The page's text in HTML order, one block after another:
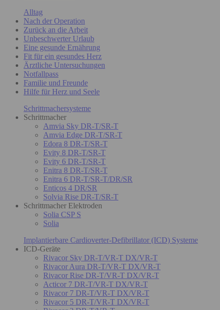
Alltag
Nach der Operation
Zurück an die Arbeit
Unbeschwerter Urlaub
Eine gesunde Ernährung
Fit für ein gesundes Herz
Ärztliche Untersuchungen
Notfallpass
Familie und Freunde
Hilfe für Herz und Seele
Schrittmachersysteme
Schrittmacher
Amvia Sky DR-T/SR-T
Amvia Edge DR-T/SR-T
Edora 8 DR-T/SR-T
Evity 8 DR-T/SR-T
Evity 6 DR-T/SR-T
Enitra 8 DR-T/SR-T
Enitra 6 DR-T/SR-T/DR/SR
Enticos 4 DR/SR
Solvia Rise DR-T/SR-T
Schrittmacher Elektroden
Solia CSP S
Solia
Implantierbare Cardioverter-Defibrillator (ICD) Systeme
ICD-Geräte
Rivacor Sky DR-T/VR-T DX/VR-T
Rivacor Aura DR-T/VR-T DX/VR-T
Rivacor Rise DR-T/VR-T DX/VR-T
Acticor 7 DR-T/VR-T DX/VR-T
Rivacor 7 DR-T/VR-T DX/VR-T
Rivacor 5 DR-T/VR-T DX/VR-T